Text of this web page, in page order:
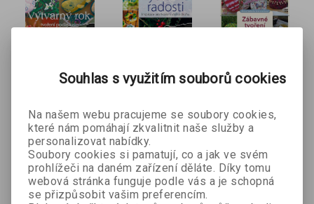
rok e-kniha
Alena Isabella
Grimmichová
349 Kč
Výtvarné
radosti e-
kniha
Alena Isabella
Grimmichová
299 Kč
tvoření
Alena Isabella
Grimmichová
195 Kč 299 Kč
Souhlas s využitím souborů cookies
Na našem webu pracujeme se soubory cookies,
které nám pomáhají zkvalitnit naše služby a
personalizovat nabídky.
Soubory cookies si pamatují, co a jak ve svém
prohlížeči na daném zařízení děláte. Díky tomu
webová stránka funguje podle vás a je schopná
se přizpůsobit vašim preferencím.